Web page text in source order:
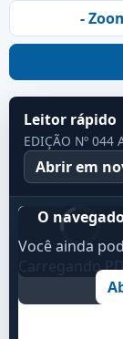
-
Leitor rápido
EDIÇÃO Nº 044
Abrir em
Carregando
O
Você ainda